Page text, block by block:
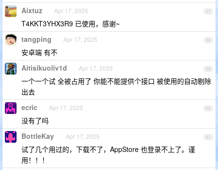
57
Aixtuz Apr 17, 2025
T4KKT3YHX3R9 已使用，感谢~
58
tangping Apr 17, 2025
安卓端 有不
59
Aitisikuoliv1d Apr 17, 2025
一个一个试 全被占用了 你能不能提供个接口 被使用的自动剔除
出去
60
ecric Apr 17, 2025
没有了吗
61
BottleKay Apr 17, 2025
试了几个用过的，下载不了，AppStore 也登录不上了。谨
用！！！